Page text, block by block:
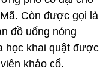
Còn được gọi là
đồ uống nóng
học khai quật được
khảo cổ.